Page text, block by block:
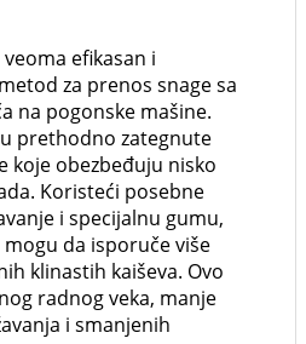
efikasan i
za prenos snage sa
na pogonske mašine.
prethodno zategnute
koje obezbeđuju nisko
Koristeći posebne
i specijalnu gumu,
da isporuče više
klinastih kaiševa. Ovo
radnog veka, manje
i smanjenih